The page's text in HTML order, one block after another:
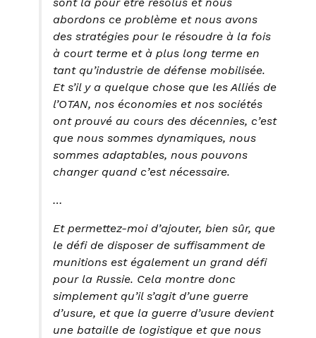
abordons ce problème et nous avons
des stratégies pour le résoudre à la fois
à court terme et à plus long terme en
tant qu’industrie de défense mobilisée.
Et s’il y a quelque chose que les Alliés de
l’OTAN, nos économies et nos sociétés
ont prouvé au cours des décennies, c’est
que nous sommes dynamiques, nous
sommes adaptables, nous pouvons
changer quand c’est nécessaire.
…
Et permettez-moi d’ajouter, bien sûr, que
le défi de disposer de suffisamment de
munitions est également un grand défi
pour la Russie. Cela montre donc
simplement qu’il s’agit d’une guerre
d’usure, et que la guerre d’usure devient
une bataille de logistique et que nous